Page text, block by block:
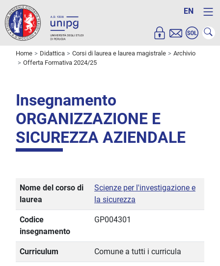
EN
Home Didattica Corsi di laurea e laurea magistrale
Archivio
Offerta Formativa 2024/25
Insegnamento
ORGANIZZAZIONE E
SICUREZZA AZIENDALE
Nome del corso di
laurea
Scienze per l'investigazione e
la sicurezza
Codice
insegnamento
GP004301
Curriculum Comune a tutti i curricula